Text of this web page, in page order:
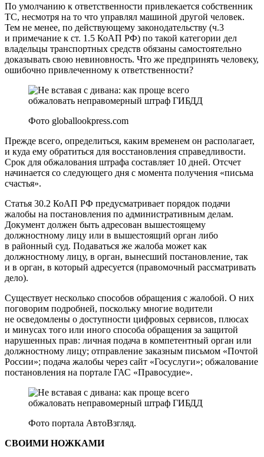
По умолчанию к ответственности привлекается собственник
ТС, несмотря на то что управлял машиной другой человек.
Тем не менее, по действующему законодательству (ч.3
и примечание к ст. 1.5 КоАП РФ) по такой категории дел
владельцы транспортных средств обязаны самостоятельно
доказывать свою невиновность. Что же предпринять человеку,
ошибочно привлеченному к ответственности?
Фото globallookpress.com
Прежде всего, определиться, каким временем он располагает,
и куда ему обратиться для восстановления справедливости.
Срок для обжалования штрафа составляет 10 дней. Отсчет
начинается со следующего дня с момента получения «письма
счастья».
Статья 30.2 КоАП РФ предусматривает порядок подачи
жалобы на постановления по административным делам.
Документ должен быть адресован вышестоящему
должностному лицу или в вышестоящий орган либо
в районный суд. Подаваться же жалоба может как
должностному лицу, в орган, вынесший постановление, так
и в орган, в который адресуется (правомочный рассматривать
дело).
Существует несколько способов обращения с жалобой. О них
поговорим подробней, поскольку многие водители
не осведомлены о доступности цифровых сервисов, плюсах
и минусах того или иного способа обращения за защитой
нарушенных прав: личная подача в компетентный орган или
должностному лицу; отправление заказным письмом «Почтой
России»; подача жалобы через сайт «Госуслуги»; обжалование
постановления на портале ГАС «Правосудие».
Фото портала АвтоВзгляд.
СВОИМИ НОЖКАМИ